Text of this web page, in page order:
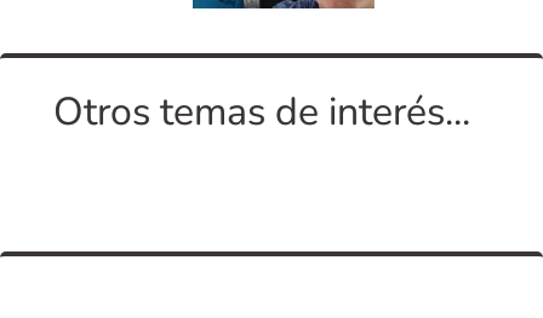
Otros temas de interés...